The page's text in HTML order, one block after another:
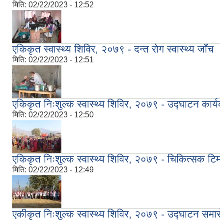
मिति: 02/22/2023 - 12:52
एकिकृत स्वास्थ्य शिविर, २०७९ - दन्त रोग स्वास्थ्य जाँच
मिति: 02/22/2023 - 12:51
एकिकृत निःशुल्क स्वास्थ्य शिविर, २०७९ - उद्घाटन
मिति: 02/22/2023 - 12:50
एकिकृत निःशुल्क स्वास्थ्य शिविर, २०७९ - चिकित्सक
मिति: 02/22/2023 - 12:49
एकीकृत निःशुल्क स्वास्थ्य शिविर, २०७९ - उद्घाटन